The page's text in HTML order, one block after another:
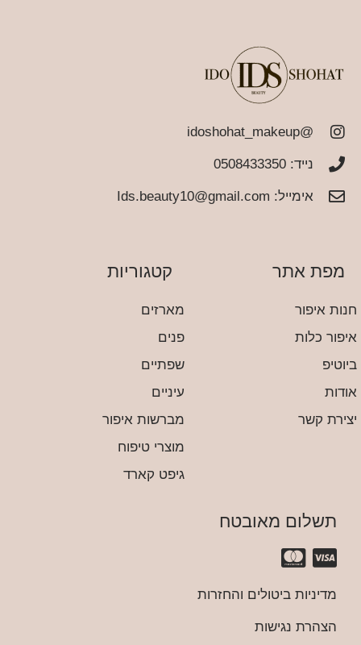
@idoshohat_makeup
נייד: 0508433350
אימייל: Ids.beauty10@gmail.com
מפת אתר
חנות איפור
איפור כלות
ביוטיפ
אודות
יצירת קשר
קטגוריות
מארזים
פנים
שפתיים
עיניים
מברשות איפור
מוצרי טיפוח
גיפט קארד
תשלום מאובטח
מדיניות ביטולים והחזרות
הצהרת נגישות